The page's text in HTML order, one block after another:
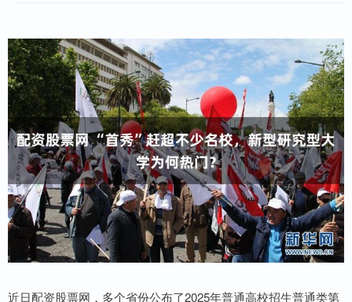
近日配资股票网，多个省份公布了2025年普通高校招生普通类第